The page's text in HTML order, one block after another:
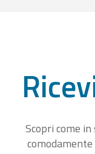
Scopri come